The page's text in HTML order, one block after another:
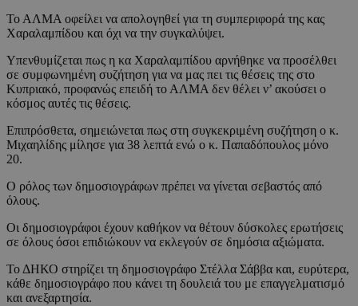
Το ΑΛΜΑ οφείλει να απολογηθεί για τη συμπεριφορά της κας
Χαραλαμπίδου και όχι να την συγκαλύψει.
Υπενθυμίζεται πως η κα Χαραλαμπίδου αρνήθηκε να προσέλθει
σε συμφωνημένη συζήτηση για να μας πει τις θέσεις της στο
Κυπριακό, προφανώς επειδή το ΑΛΜΑ δεν θέλει ν’ ακούσει ο
κόσμος αυτές τις θέσεις.
Επιπρόσθετα, σημειώνεται πως στη συγκεκριμένη συζήτηση ο κ.
Μιχαηλίδης μίλησε για 38 λεπτά ενώ ο κ. Παπαδόπουλος μόνο
20.
Ο ρόλος των δημοσιογράφων πρέπει να γίνεται σεβαστός από
όλους.
Οι δημοσιογράφοι έχουν καθήκον να θέτουν δύσκολες ερωτήσεις
σε όλους όσοι επιδιώκουν να εκλεγούν σε δημόσια αξιώματα.
Το ΔΗΚΟ στηρίζει τη δημοσιογράφο Στέλλα Σάββα και, ευρύτερα,
κάθε δημοσιογράφο που κάνει τη δουλειά του με επαγγελματισμό
και ανεξαρτησία.